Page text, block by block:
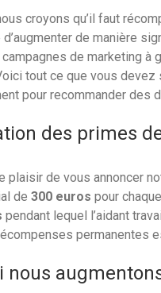
croyons qu’il faut
de manière
de marketing à
tout ce que vous devez
pour recommander des
des primes
plaisir de vous annoncer
de 300 euros pour
pendant lequel l’aidant
permanentes
nous